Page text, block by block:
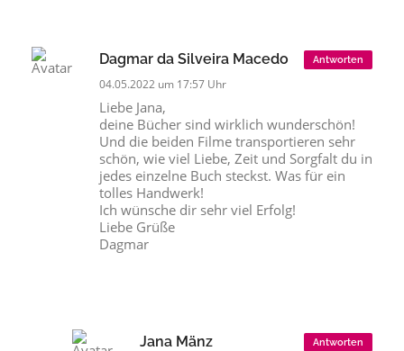
Dagmar da Silveira Macedo
04.05.2022 um 17:57 Uhr
Liebe Jana,
deine Bücher sind wirklich wunderschön!
Und die beiden Filme transportieren sehr
schön, wie viel Liebe, Zeit und Sorgfalt du in
jedes einzelne Buch steckst. Was für ein
tolles Handwerk!
Ich wünsche dir sehr viel Erfolg!
Liebe Grüße
Dagmar
Antworten
Jana Mänz Antworten